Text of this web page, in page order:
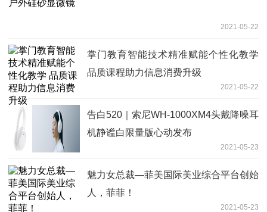
2021-05-22
掌门教育智能技术精准赋能个性化教学
品质课程助力信息消费升级
2021-05-22
告白520｜索尼WH-1000XM4头戴降噪耳
机静谧白限量版心动发布
2021-05-23
魅力女总裁—菲美国际美业综合平台创始
人，菲菲！
2021-05-23